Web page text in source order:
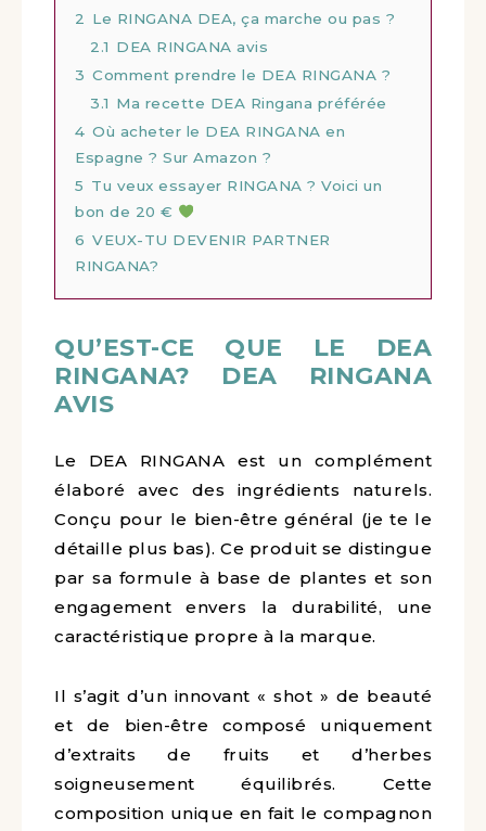
2
Le RINGANA DEA, ça marche ou pas ?
2.1 DEA RINGANA avis
3 Comment prendre le DEA RINGANA ?
3.1 Ma recette DEA Ringana préférée
4 Où acheter le DEA RINGANA en
Espagne ? Sur Amazon ?
5 Tu veux essayer RINGANA ? Voici un
bon de 20 €
6 VEUX-TU DEVENIR PARTNER
RINGANA?
QU’EST-CE QUE LE DEA
RINGANA? DEA RINGANA
AVIS
Le DEA RINGANA est un complément
élaboré avec des ingrédients naturels.
Conçu pour le bien-être général (je te le
détaille plus bas). Ce produit se distingue
par sa formule à base de plantes et son
engagement envers la durabilité, une
caractéristique propre à la marque.
Il s’agit d’un innovant « shot » de beauté
et de bien-être composé uniquement
d’extraits de fruits et d’herbes
soigneusement équilibrés. Cette
composition unique en fait le compagnon